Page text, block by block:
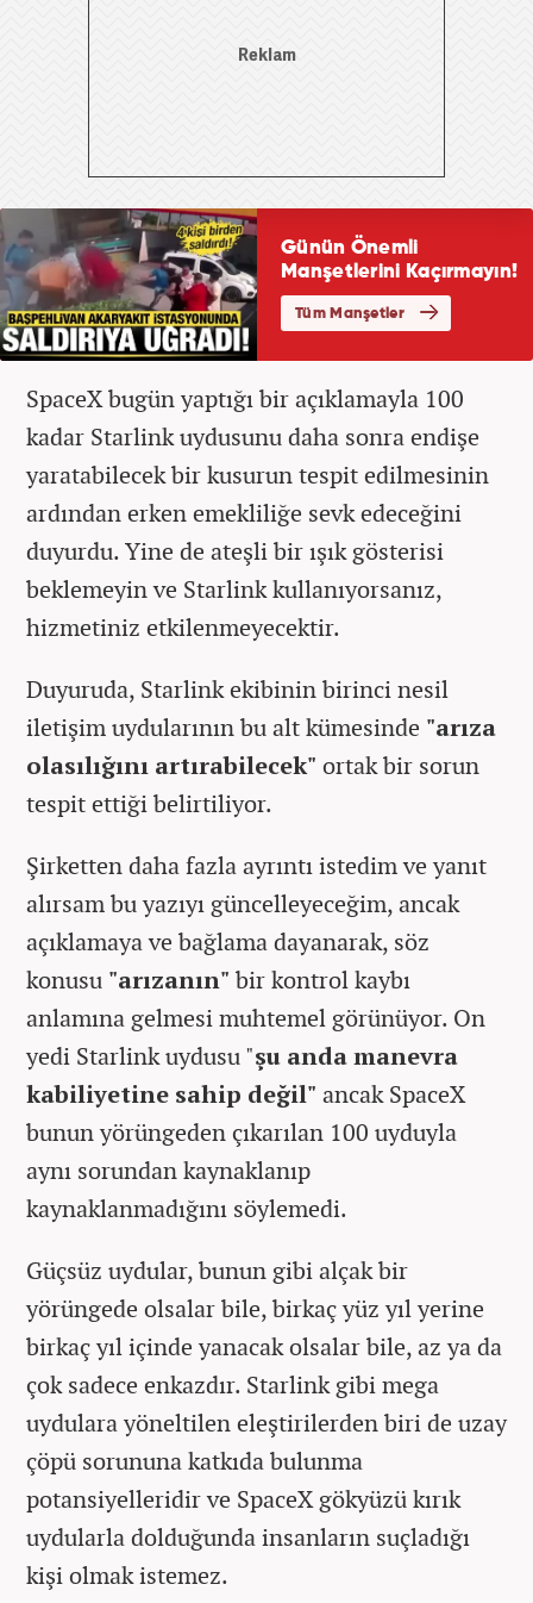
SpaceX bugün yaptığı bir açıklamayla 100
kadar Starlink uydusunu daha sonra endişe
yaratabilecek bir kusurun tespit edilmesinin
ardından erken emekliliğe sevk edeceğini
duyurdu. Yine de ateşli bir ışık gösterisi
beklemeyin ve Starlink kullanıyorsanız,
hizmetiniz etkilenmeyecektir.
Duyuruda, Starlink ekibinin birinci nesil
iletişim uydularının bu alt kümesinde "arıza
olasılığını artırabilecek" ortak bir sorun
tespit ettiği belirtiliyor.
Şirketten daha fazla ayrıntı istedim ve yanıt
alırsam bu yazıyı güncelleyeceğim, ancak
açıklamaya ve bağlama dayanarak, söz
konusu "arızanın" bir kontrol kaybı
anlamına gelmesi muhtemel görünüyor. On
yedi Starlink uydusu "şu anda manevra
kabiliyetine sahip değil" ancak SpaceX
bunun yörüngeden çıkarılan 100 uyduyla
aynı sorundan kaynaklanıp
kaynaklanmadığını söylemedi.
Güçsüz uydular, bunun gibi alçak bir
yörüngede olsalar bile, birkaç yüz yıl yerine
birkaç yıl içinde yanacak olsalar bile, az ya da
çok sadece enkazdır. Starlink gibi mega
uydulara yöneltilen eleştirilerden biri de uzay
çöpü sorununa katkıda bulunma
potansiyelleridir ve SpaceX gökyüzü kırık
uydularla dolduğunda insanların suçladığı
kişi olmak istemez.